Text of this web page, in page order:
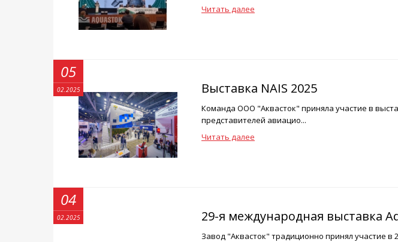
Читать далее
Выставка NAIS 2025
Команда ООО "Аквасток" приняла участие в
представителей авиацио...
Читать далее
05
02.2025
29-я международная выставка
Завод "Аквасток" традиционно принял участие
04
02.2025